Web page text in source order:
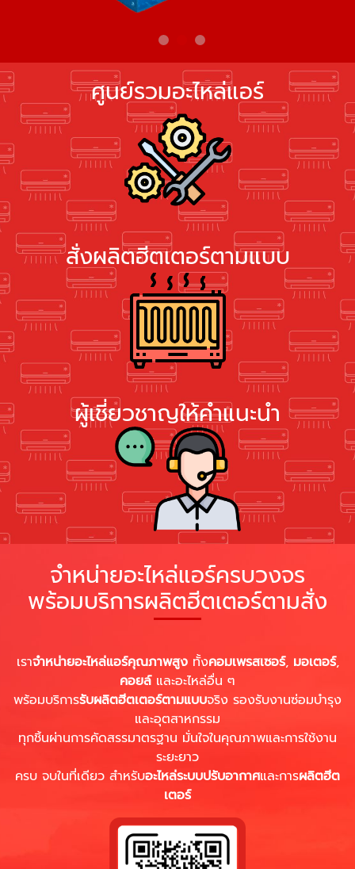
ศูนย์รวมอะไหล่แอร์
สั่งผลิตฮีตเตอร์ตามแบบ
ผู้เชี่ยวชาญให้คำแนะนำ
จำหน่ายอะไหล่แอร์ครบวงจร
พร้อมบริการผลิตฮีตเตอร์ตามสั่ง
เราจำหน่ายอะไหล่แอร์คุณภาพสูงทั้งคอมเพรสเซอร์, มอเตอร์,
คอยล์และอะไหล่อื่น ๆ
พร้อมบริการรับผลิตฮีตเตอร์ตามแบบจริง รองรับงานซ่อมบำรุง
และอุตสาหกรรม
ทุกชิ้นผ่านการคัดสรรมาตรฐาน มั่นใจในคุณภาพและการใช้งาน
ระยะยาว
ครบ จบในที่เดียว สำหรับอะไหล่ระบบปรับอากาศและการผลิตฮีต
เตอร์